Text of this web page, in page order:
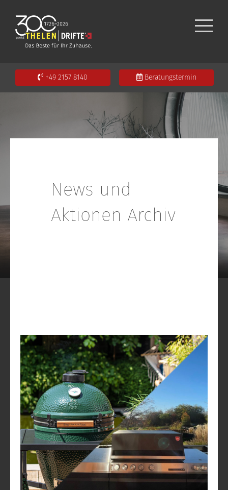
+49 2157 8140 Beratungstermin
News und
Aktionen Archiv